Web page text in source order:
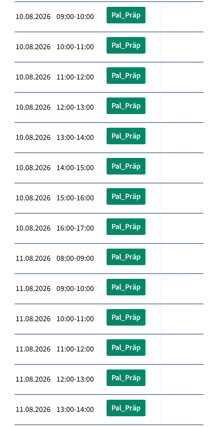
10.08.2026 09:00-10:00 Pal_Präp
10.08.2026 10:00-11:00 Pal_Präp
10.08.2026 11:00-12:00 Pal_Präp
10.08.2026 12:00-13:00 Pal_Präp
10.08.2026 13:00-14:00 Pal_Präp
10.08.2026 14:00-15:00 Pal_Präp
10.08.2026 15:00-16:00 Pal_Präp
10.08.2026 16:00-17:00 Pal_Präp
11.08.2026 08:00-09:00 Pal_Präp
11.08.2026 09:00-10:00 Pal_Präp
11.08.2026 10:00-11:00 Pal_Präp
11.08.2026 11:00-12:00 Pal_Präp
11.08.2026 12:00-13:00 Pal_Präp
11.08.2026 13:00-14:00 Pal_Präp